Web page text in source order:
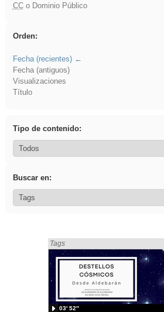
CCo Dominio Público
Orden:
Fecha (recientes)
Fecha (antiguos)
Visualizaciones
Título
Tipo de contenido:
Buscar en:
Encontrado «Metodologías Activas»
Tags
03′ 52″